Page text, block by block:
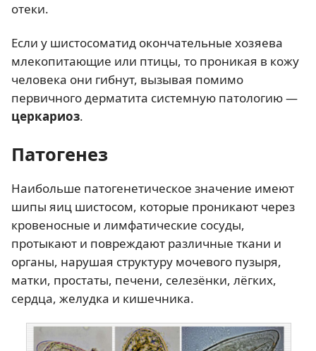
отеки.
Если у шистосоматид окончательные хозяева
млекопитающие или птицы, то проникая в кожу
человека они гибнут, вызывая помимо
первичного дерматита системную патологию —
церкариоз.
Патогенез
Наибольше патогенетическое значение имеют
шипы яиц шистосом, которые проникают через
кровеносные и лимфатические сосуды,
протыкают и повреждают различные ткани и
органы, нарушая структуру мочевого пузыря,
матки, простаты, печени, селезёнки, лёгких,
сердца, желудка и кишечника.